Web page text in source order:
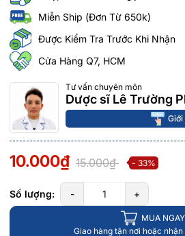
Miễn Ship (Đơn Từ 650k)
Được Kiểm Tra Trước Khi Nhận
Cửa Hàng Q7, HCM
Tư vấn chuyên môn
Dược sĩ Lê Trường
Giới
10.000₫ 15.000₫ - 33%
Số lượng: - +
MUA NGAY
Giao hàng tận nơi hoặc